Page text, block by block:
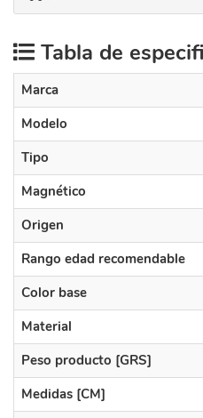
Tabla de
Marca
Modelo
Tipo
Magnético
Origen
Rango edad recomendable
Color base
Material
Peso producto [GRS]
Medidas [CM]